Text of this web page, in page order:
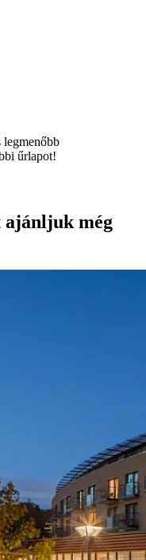
legmenőbb
űrlapot!
ajánljuk még